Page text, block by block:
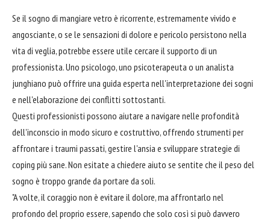
Se il sogno di mangiare vetro è ricorrente, estremamente vivido e
angosciante, o se le sensazioni di dolore e pericolo persistono nella
vita di veglia, potrebbe essere utile cercare il supporto di un
professionista. Uno psicologo, uno psicoterapeuta o un analista
junghiano può offrire una guida esperta nell'interpretazione dei sogni
e nell'elaborazione dei conflitti sottostanti.
Questi professionisti possono aiutare a navigare nelle profondità
dell'inconscio in modo sicuro e costruttivo, offrendo strumenti per
affrontare i traumi passati, gestire l'ansia e sviluppare strategie di
coping più sane. Non esitate a chiedere aiuto se sentite che il peso del
sogno è troppo grande da portare da soli.
"A volte, il coraggio non è evitare il dolore, ma affrontarlo nel
profondo del proprio essere, sapendo che solo così si può davvero